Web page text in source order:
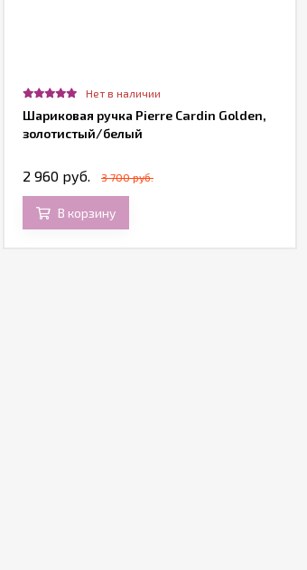
Нет в наличии
Шариковая ручка Pierre Cardin Golden,
золотистый/белый
2 960 руб. 3 700 руб.
В корзину